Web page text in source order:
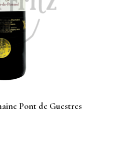
Pont de Guestres